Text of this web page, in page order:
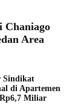
Chaniago
Area
Sindikat
di Apartemen
Miliar